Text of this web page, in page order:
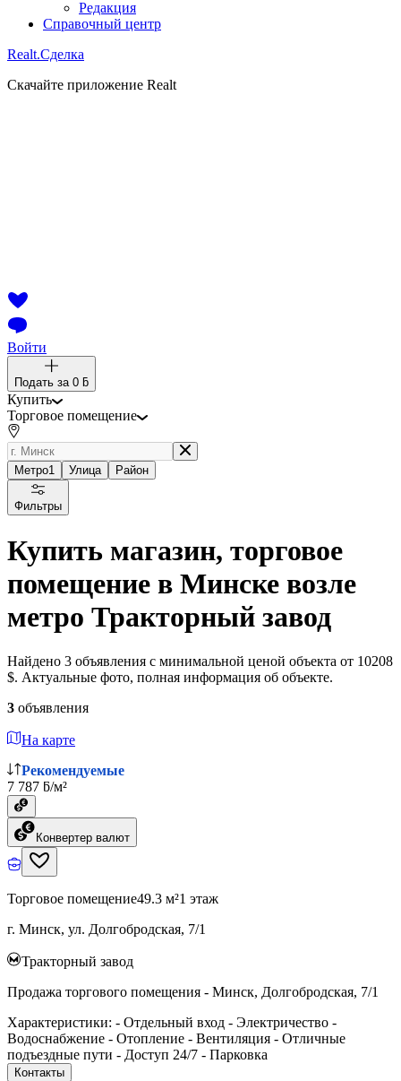
Редакция
Справочный центр
Realt.Сделка
Скачайте приложение Realt
Войти
Подать за 0 ƃ
Купить
Торговое помещение
Метро1 Улица Район
Фильтры
Купить магазин, торговое
помещение в Минске возле
метро Тракторный завод
Найдено 3 объявления с минимальной ценой объекта от 10208
$. Актуальные фото, полная информация об объекте.
3 объявления
На карте
Рекомендуемые
7 787 ƃ/м²
Конвертер валют
Торговое помещение49.3 м²1 этаж
г. Минск, ул. Долгобродская, 7/1
Тракторный завод
Продажа торгового помещения - Минск, Долгобродская, 7/1
Характеристики: - Отдельный вход - Электричество -
Водоснабжение - Отопление - Вентиляция - Отличные
подъездные пути - Доступ 24/7 - Парковка
Контакты